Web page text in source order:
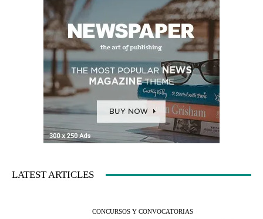
LATEST ARTICLES
CONCURSOS Y CONVOCATORIAS